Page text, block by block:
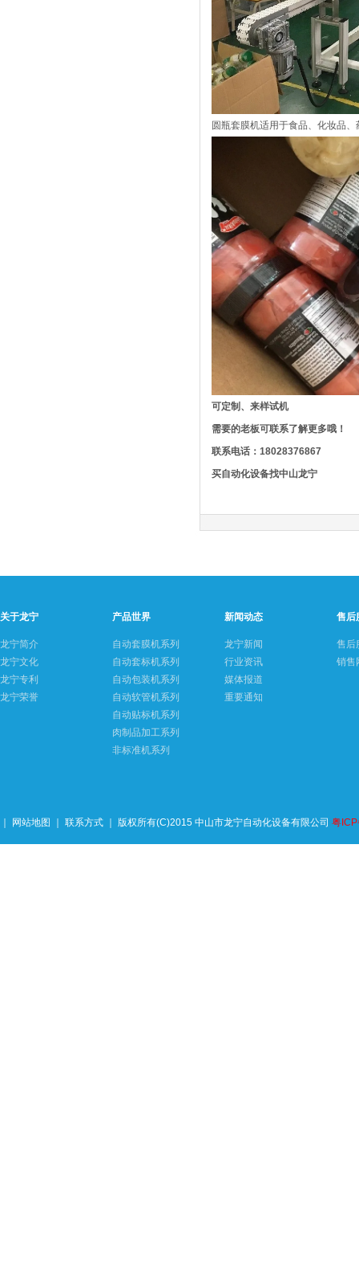
圆瓶套膜机适用于食品、化妆品
可定制、来样试机
需要的老板可联系了解更多哦！
联系电话：18028376867
买自动化设备找中山龙宁
关于龙宁
龙宁简介
龙宁文化
龙宁专利
龙宁荣誉
产品世界
自动套膜机系列
自动套标机系列
自动包装机系列
自动软管机系列
自动贴标机系列
肉制品加工系列
非标准机系列
新闻动态
龙宁新闻
行业资讯
媒体报道
重要通知
售后
售后
销售
｜ 网站地图 ｜ 联系方式 ｜ 版权所有(C)2015 中山市龙宁自动化设备有限公司 粤